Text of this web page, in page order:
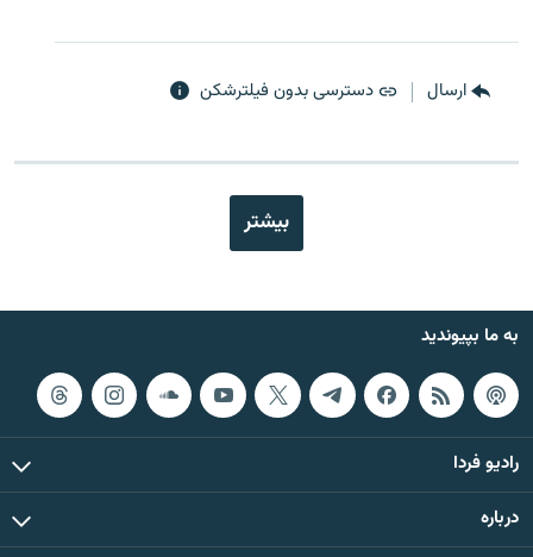
ارسال دسترسی بدون فیلترشکن
بیشتر
به ما بپیوندید
رادیو فردا
درباره